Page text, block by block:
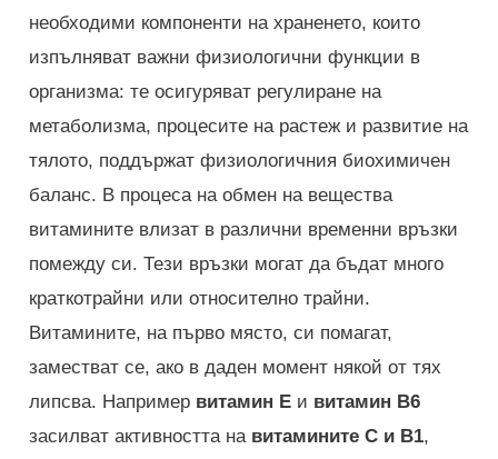
необходими компоненти на храненето, които
изпълняват важни физиологични функции в
организма: те осигуряват регулиране на
метаболизма, процесите на растеж и развитие на
тялото, поддържат физиологичния биохимичен
баланс. В процеса на обмен на вещества
витамините влизат в различни временни връзки
помежду си. Тези връзки могат да бъдат много
краткотрайни или относително трайни.
Витамините, на първо място, си помагат,
заместват се, ако в даден момент някой от тях
липсва. Например витамин Е и витамин В6
засилват активността на витамините С и В1,